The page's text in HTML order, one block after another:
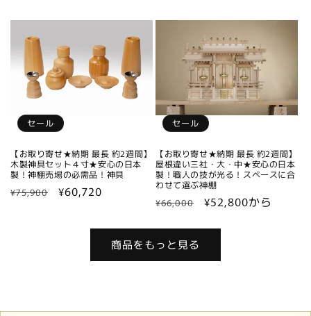
格
セール
【お取り寄せ★納期 最長 約2週間】
木製神具セット４寸★安心の日本
製！神棚売場の必需品！神具
通
¥75,900
セ
¥60,720
セール
【お取り寄せ★納期 最長 約2週間】
屋根違い三社・大・中★安心の日本
製！職人の技が光る！スペースに合
わせて選ぶ神棚
通
格
¥66,000
セ
¥52,800から
商品をもっと見る